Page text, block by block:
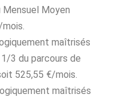
Mensuel Moyen
maîtrisés
3 du parcours de
525,55 €/mois.
maîtrisés